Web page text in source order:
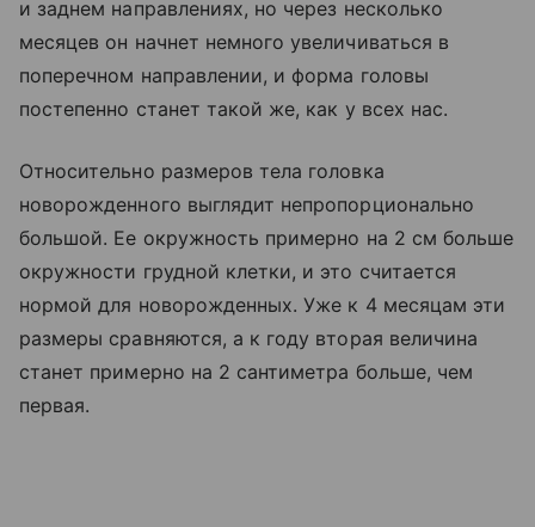
и заднем направлениях, но через несколько
месяцев он начнет немного увеличиваться в
поперечном направлении, и форма головы
постепенно станет такой же, как у всех нас.
Относительно размеров тела головка
новорожденного выглядит непропорционально
большой. Ее окружность примерно на 2 см больше
окружности грудной клетки, и это считается
нормой для новорожденных. Уже к 4 месяцам эти
размеры сравняются, а к году вторая величина
станет примерно на 2 сантиметра больше, чем
первая.